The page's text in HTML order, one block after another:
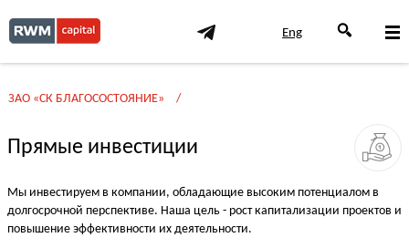
Eng
ЗАО «СК БЛАГОСОСТОЯНИЕ»
Прямые инвестиции
Мы инвестируем в компании, обладающие высоким потенциалом в
долгосрочной перспективе. Наша цель - рост капитализации проектов и
повышение эффективности их деятельности.